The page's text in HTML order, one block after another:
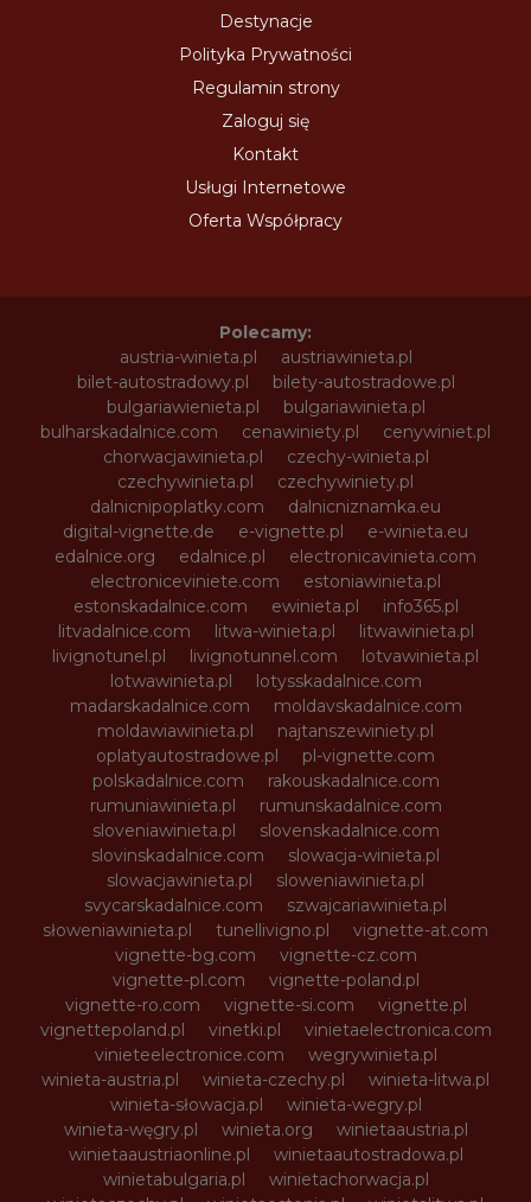
Destynacje
Polityka Prywatności
Regulamin strony
Zaloguj się
Kontakt
Usługi Internetowe
Oferta Współpracy
Polecamy:
austria-winieta.pl
austriawinieta.pl
bilet-autostradowy.pl
bilety-autostradowe.pl
bulgariawienieta.pl
bulgariawinieta.pl
bulharskadalnice.com
cenawiniety.pl
cenywiniet.pl
chorwacjawinieta.pl
czechy-winieta.pl
czechywinieta.pl
czechywiniety.pl
dalnicnipoplatky.com
dalnicniznamka.eu
digital-vignette.de
e-vignette.pl
e-winieta.eu
edalnice.org
edalnice.pl
electronicavinieta.com
electroniceviniete.com
estoniawinieta.pl
estonskadalnice.com
ewinieta.pl
info365.pl
litvadalnice.com
litwa-winieta.pl
litwawinieta.pl
livignotunel.pl
livignotunnel.com
lotvawinieta.pl
lotwawinieta.pl
lotysskadalnice.com
madarskadalnice.com
moldavskadalnice.com
moldawiawinieta.pl
najtanszewiniety.pl
oplatyautostradowe.pl
pl-vignette.com
polskadalnice.com
rakouskadalnice.com
rumuniawinieta.pl
rumunskadalnice.com
sloveniawinieta.pl
slovenskadalnice.com
slovinskadalnice.com
slowacja-winieta.pl
slowacjawinieta.pl
sloweniawinieta.pl
svycarskadalnice.com
szwajcariawinieta.pl
słoweniawinieta.pl
tunellivigno.pl
vignette-at.com
vignette-bg.com
vignette-cz.com
vignette-pl.com
vignette-poland.pl
vignette-ro.com
vignette-si.com
vignette.pl
vignettepoland.pl
vinetki.pl
vinietaelectronica.com
vinieteelectronice.com
wegrywinieta.pl
winieta-austria.pl
winieta-czechy.pl
winieta-litwa.pl
winieta-słowacja.pl
winieta-wegry.pl
winieta-węgry.pl
winieta.org
winietaaustria.pl
winietaaustriaonline.pl
winietaautostradowa.pl
winietabulgaria.pl
winietachorwacja.pl